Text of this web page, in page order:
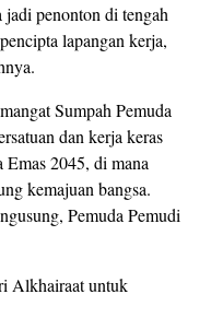
penonton di tengah
lapangan kerja,
Sumpah Pemuda
dan kerja keras
2045, di mana
kemajuan bangsa.
Pemuda Pemudi
Alkhairaat untuk